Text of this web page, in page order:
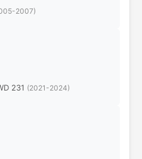
2007)
231 (2021-2024)